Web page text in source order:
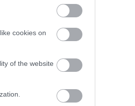
cookies on
of the website